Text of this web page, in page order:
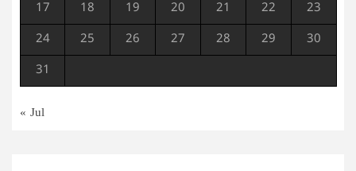
17 18 19 20 21 22 23
24 25 26 27 28 29 30
31
« Jul